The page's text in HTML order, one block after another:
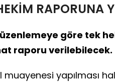
RAPORUNA
göre tek
raporu verilebilecek.
muayenesi yapılması